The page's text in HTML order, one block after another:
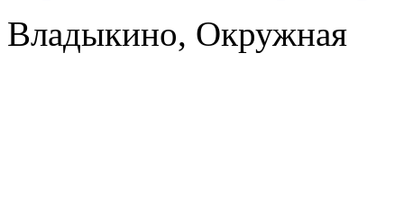
Владыкино, Окружная